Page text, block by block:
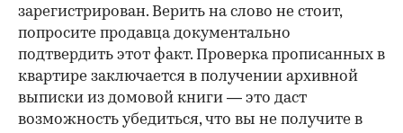
зарегистрирован. Верить на слово не стоит,
попросите продавца документально
подтвердить этот факт. Проверка прописанных в
квартире заключается в получении архивной
выписки из домовой книги — это даст
возможность убедиться, что вы не получите в